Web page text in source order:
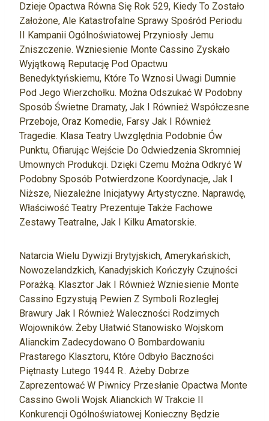
Dzieje Opactwa Równa Się Rok 529, Kiedy To Zostało
Założone, Ale Katastrofalne Sprawy Spośród Periodu
II Kampanii Ogólnoświatowej Przyniosły Jemu
Zniszczenie. Wzniesienie Monte Cassino Zyskało
Wyjątkową Reputację Pod Opactwu
Benedyktyńskiemu, Które To Wznosi Uwagi Dumnie
Pod Jego Wierzchołku. Można Odszukać W Podobny
Sposób Świetne Dramaty, Jak I Również Współczesne
Przeboje, Oraz Komedie, Farsy Jak I Również
Tragedie. Klasa Teatry Uwzględnia Podobnie Ów
Punktu, Ofiarując Wejście Do Odwiedzenia Skromniej
Umownych Produkcji. Dzięki Czemu Można Odkryć W
Podobny Sposób Potwierdzone Koordynacje, Jak I
Niższe, Niezależne Inicjatywy Artystyczne. Naprawdę,
Właściwość Teatry Prezentuje Także Fachowe
Zestawy Teatralne, Jak I Kilku Amatorskie.
Natarcia Wielu Dywizji Brytyjskich, Amerykańskich,
Nowozelandzkich, Kanadyjskich Kończyły Czujności
Porażką. Klasztor Jak I Również Wzniesienie Monte
Cassino Egzystują Pewien Z Symboli Rozległej
Brawury Jak I Również Waleczności Rodzimych
Wojowników. Żeby Ułatwić Stanowisko Wojskom
Alianckim Zadecydowano O Bombardowaniu
Prastarego Klasztoru, Które Odbyło Baczności
Piętnasty Lutego 1944 R.. Ażeby Dobrze
Zaprezentować W Piwnicy Przesłanie Opactwa Monte
Cassino Gwoli Wojsk Alianckich W Trakcie II
Konkurencji Ogólnoświatowej Konieczny Będzie